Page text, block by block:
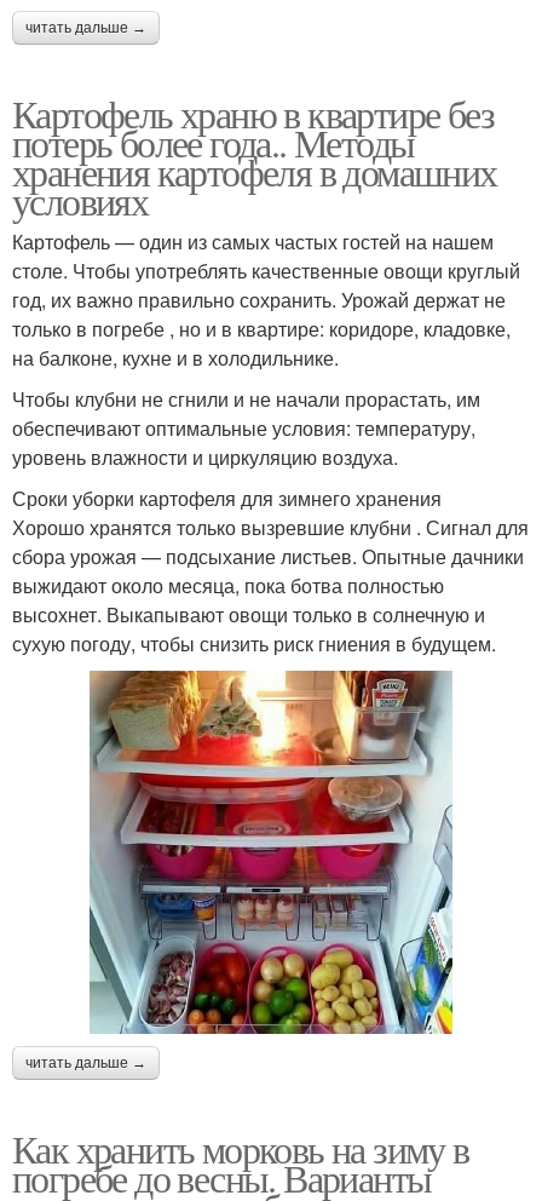
читать дальше →
Картофель храню в квартире без
потерь более года.. Методы
хранения картофеля в домашних
условиях
Картофель — один из самых частых гостей на нашем
столе. Чтобы употреблять качественные овощи круглый
год, их важно правильно сохранить. Урожай держат не
только в погребе , но и в квартире: коридоре, кладовке,
на балконе, кухне и в холодильнике.
Чтобы клубни не сгнили и не начали прорастать, им
обеспечивают оптимальные условия: температуру,
уровень влажности и циркуляцию воздуха.
Сроки уборки картофеля для зимнего хранения
Хорошо хранятся только вызревшие клубни . Сигнал для
сбора урожая — подсыхание листьев. Опытные дачники
выжидают около месяца, пока ботва полностью
высохнет. Выкапывают овощи только в солнечную и
сухую погоду, чтобы снизить риск гниения в будущем.
читать дальше →
Как хранить морковь на зиму в
погребе до весны. Варианты